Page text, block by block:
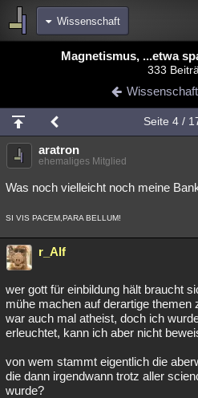
Wissenschaft
Blogs
Chat Wiki Neuigkeiten
meine Rubriken
Menschen
Spiritualität Verschwörungen
Natur Umfragen
weitere Rubriken
Philosophie
Astronomie Helpdesk Gruppen
Musik Clash Verbesserungen
Besucht Teilgenommen Alle
Magnetismus, ...etwa
333
Wissenschaft
Seite 4/
aratron
ehemaliges Mitglied
Was noch vielleicht noch meine
SI VIS PACEM,PARA BELLUM!
r_Alf
wer gott für einbildung hält braucht
mühe machen auf derartige themen
war auch mal atheist, doch ich
erleuchtet, kann ich aber nicht
von wem stammt eigentlich die
die dann irgendwann trotz aller
wurde?